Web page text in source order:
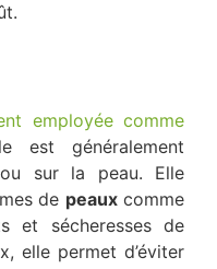
employée comme
est généralement
sur la peau. Elle
de peauxcomme
et sécheresses de
elle permet d’éviter